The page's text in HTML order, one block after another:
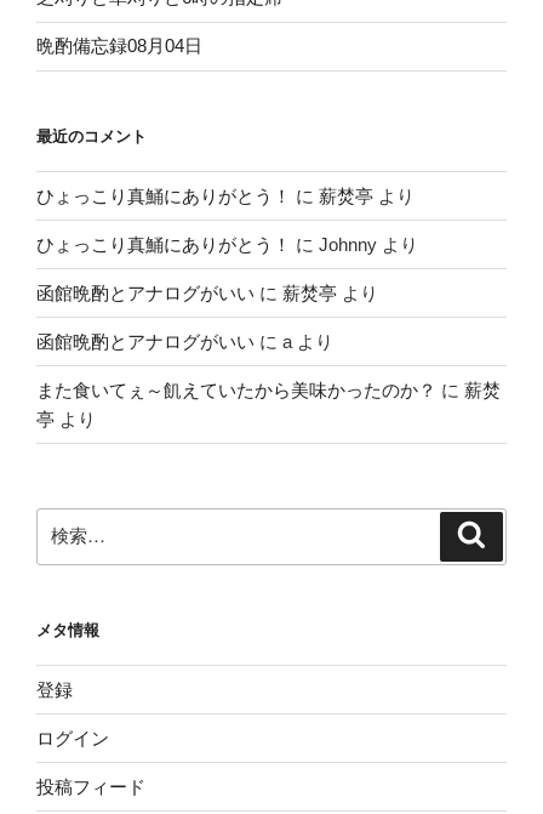
晩酌備忘録08月04日
最近のコメント
ひょっこり真鯒にありがとう！ に 薪焚亭 より
ひょっこり真鯒にありがとう！ に Johnny より
函館晩酌とアナログがいい に 薪焚亭 より
函館晩酌とアナログがいい に a より
また食いてぇ～飢えていたから美味かったのか？ に 薪焚
亭 より
索:
メタ情報
登録
ログイン
投稿フィード